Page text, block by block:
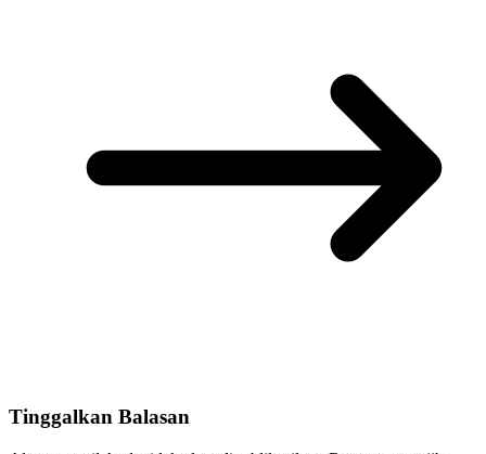
Tinggalkan Balasan